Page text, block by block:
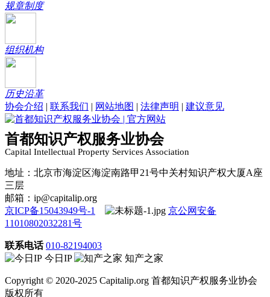
规章制度
组织机构
历史沿革
协会介绍
联系我们 网站地图 法律声明 建议意见
首都知识产权服务业协会
Capital Intellectual Property Services Association
地址：北京市海淀区海淀南路甲21号中关村知识产权大厦A座
三层
邮箱：ip@capitalip.org
京ICP备15043949号-1
京公网安备
11010802032281号
联系电话 010-82194003
今日IP
知产之家
Copyright © 2020-2025 Capitalip.org 首都知识产权服务业协会
版权所有